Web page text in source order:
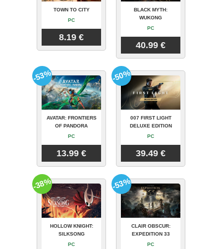
TOWN TO CITY
PC
8.19 €
BLACK MYTH:
WUKONG
PC
40.99 €
AVATAR: FRONTIERS
OF PANDORA
PC
13.99 €
-53%
007 FIRST LIGHT
DELUXE EDITION
PC
39.49 €
-50%
HOLLOW KNIGHT:
SILKSONG
PC
-38%
CLAIR OBSCUR:
EXPEDITION 33
PC
-53%